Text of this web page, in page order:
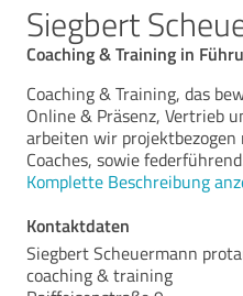
Siegbert
Coaching & Training in
Coaching & Training, das
Online & Präsenz, Vertrieb
arbeiten wir
Coaches, sowie federführend
Komplette Beschreibung
Kontaktdaten
Siegbert Scheuermann
coaching & training